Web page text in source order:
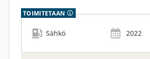
TOIMITETAAN
Sähkö 2022